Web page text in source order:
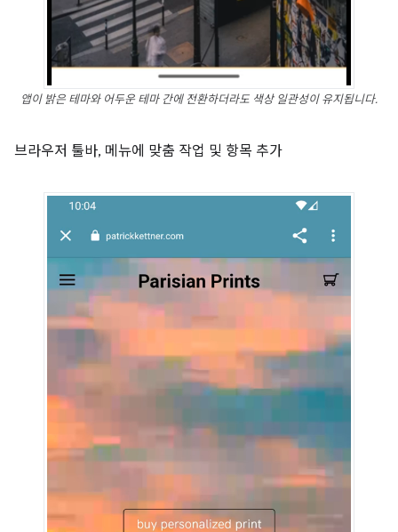
앱이 밝은 테마와 어두운 테마 간에 전환하더라도 색상 일관성이 유지됩니다.
브라우저 툴바, 메뉴에 맞춤 작업 및 항목 추가